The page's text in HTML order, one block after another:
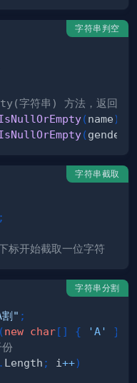
字符串判空
字符串) 方法，返回
(name)
(gender
字符串截取
;
标开始截取一位字符
字符串分割
割" ;
(new char[ ] { 'A' }
. Length ; i++)